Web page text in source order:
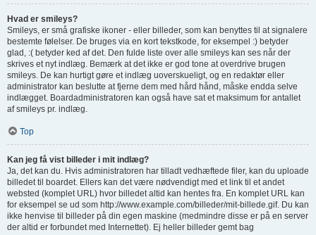
Hvad er smileys?
Smileys, er små grafiske ikoner - eller billeder, som kan benyttes til at signalere
bestemte følelser. De bruges via en kort tekstkode, for eksempel :) betyder
glad, :( betyder ked af det. Den fulde liste over alle smileys kan ses når der
skrives et nyt indlæg. Bemærk at det ikke er god tone at overdrive brugen
smileys. De kan hurtigt gøre et indlæg uoverskueligt, og en redaktør eller
administrator kan beslutte at fjerne dem med hård hånd, måske endda selve
indlægget. Boardadministratoren kan også have sat et maksimum for antallet
af smileys pr. indlæg.
Top
Kan jeg få vist billeder i mit indlæg?
Ja, det kan du. Hvis administratoren har tilladt vedhæftede filer, kan du uploade
billedet til boardet. Ellers kan det være nødvendigt med et link til et andet
websted (komplet URL) hvor billedet altid kan hentes fra. En komplet URL kan
for eksempel se ud som http://www.example.com/billeder/mit-billede.gif. Du kan
ikke henvise til billeder på din egen maskine (medmindre disse er på en server
der altid er forbundet med Internettet). Ej heller billeder gemt bag